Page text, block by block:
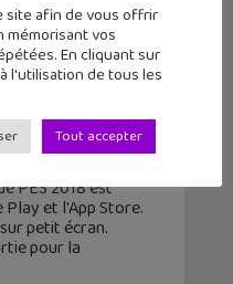
2018 Pro
/ Android)
PES 2018 est
et l'App Store.
petit écran.
pour la
site afin de vous offrir
vos
En cliquant sur
l'utilisation de tous les
Tout accepter